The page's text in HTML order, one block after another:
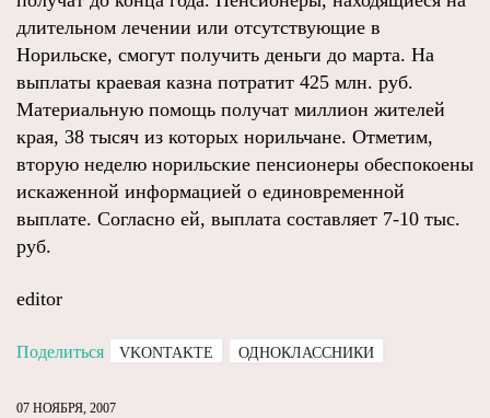
длительном лечении или отсутствующие в
Норильске, смогут получить деньги до марта. На
выплаты краевая казна потратит 425 млн. руб.
Материальную помощь получат миллион жителей
края, 38 тысяч из которых норильчане. Отметим,
вторую неделю норильские пенсионеры обеспокоены
искаженной информацией о единовременной
выплате. Согласно ей, выплата составляет 7-10 тыс.
руб.
editor
Поделиться VKONTAKTE ОДНОКЛАССНИКИ
07 НОЯБРЯ, 2007